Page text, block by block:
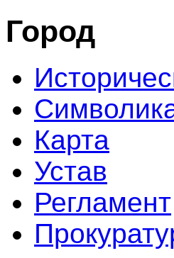
Город
Карта
Устав
Регламент